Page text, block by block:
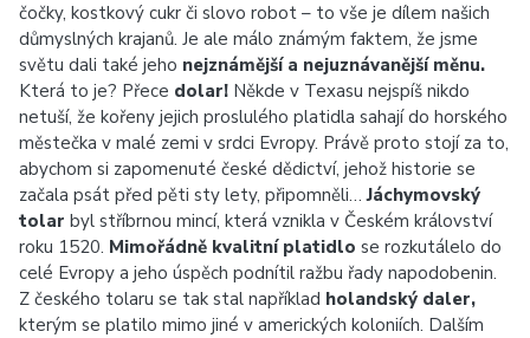
čočky, kostkový cukr či slovo robot – to vše je dílem našich
důmyslných krajanů. Je ale málo známým faktem, že jsme
světu dali také jeho nejznámější a nejuznávanější měnu.
Která to je? Přece dolar! Někde v Texasu nejspíš nikdo
netuší, že kořeny jejich proslulého platidla sahají do horského
městečka v malé zemi v srdci Evropy. Právě proto stojí za to,
abychom si zapomenuté české dědictví, jehož historie se
začala psát před pěti sty lety, připomněli…Jáchymovský
tolar byl stříbrnou mincí, která vznikla v Českém království
roku 1520. Mimořádně kvalitní platidlo se rozkutálelo do
celé Evropy a jeho úspěch podnítil ražbu řady napodobenin.
Z českého tolaru se tak stal například holandský daler,
kterým se platilo mimo jiné v amerických koloniích. Dalším